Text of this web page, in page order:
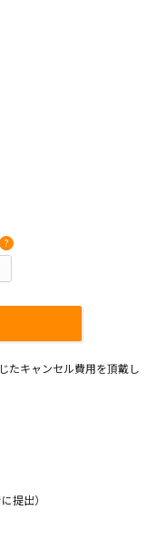
?
たキャンセル費用を頂戴し
提出）